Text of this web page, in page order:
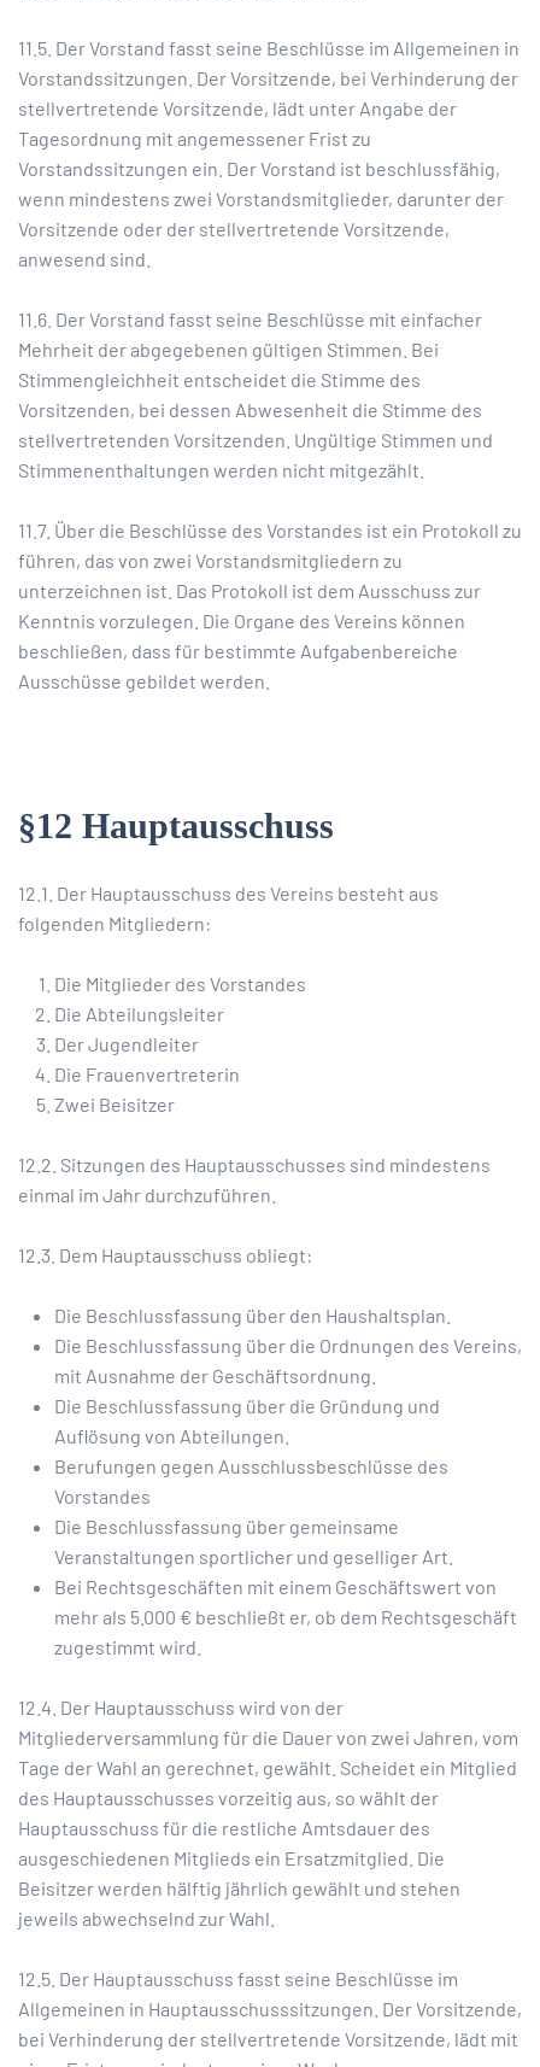
11.5. Der Vorstand fasst seine Beschlüsse im Allgemeinen in
Vorstandssitzungen. Der Vorsitzende, bei Verhinderung der
stellvertretende Vorsitzende, lädt unter Angabe der
Tagesordnung mit angemessener Frist zu
Vorstandssitzungen ein. Der Vorstand ist beschlussfähig,
wenn mindestens zwei Vorstandsmitglieder, darunter der
Vorsitzende oder der stellvertretende Vorsitzende,
anwesend sind.
11.6. Der Vorstand fasst seine Beschlüsse mit einfacher
Mehrheit der abgegebenen gültigen Stimmen. Bei
Stimmengleichheit entscheidet die Stimme des
Vorsitzenden, bei dessen Abwesenheit die Stimme des
stellvertretenden Vorsitzenden. Ungültige Stimmen und
Stimmenenthaltungen werden nicht mitgezählt.
11.7. Über die Beschlüsse des Vorstandes ist ein Protokoll zu
führen, das von zwei Vorstandsmitgliedern zu
unterzeichnen ist. Das Protokoll ist dem Ausschuss zur
Kenntnis vorzulegen. Die Organe des Vereins können
beschließen, dass für bestimmte Aufgabenbereiche
Ausschüsse gebildet werden.
§12 Hauptausschuss
12.1. Der Hauptausschuss des Vereins besteht aus
folgenden Mitgliedern:
Die Mitglieder des Vorstandes
Die Abteilungsleiter
Der Jugendleiter
Die Frauenvertreterin
Zwei Beisitzer
12.2. Sitzungen des Hauptausschusses sind mindestens
einmal im Jahr durchzuführen.
12.3. Dem Hauptausschuss obliegt:
Die Beschlussfassung über den Haushaltsplan.
Die Beschlussfassung über die Ordnungen des Vereins,
mit Ausnahme der Geschäftsordnung.
Die Beschlussfassung über die Gründung und
Auflösung von Abteilungen.
Berufungen gegen Ausschlussbeschlüsse des
Vorstandes
Die Beschlussfassung über gemeinsame
Veranstaltungen sportlicher und geselliger Art.
Bei Rechtsgeschäften mit einem Geschäftswert von
mehr als 5.000 € beschließt er, ob dem Rechtsgeschäft
zugestimmt wird.
12.4. Der Hauptausschuss wird von der
Mitgliederversammlung für die Dauer von zwei Jahren, vom
Tage der Wahl an gerechnet, gewählt. Scheidet ein Mitglied
des Hauptausschusses vorzeitig aus, so wählt der
Hauptausschuss für die restliche Amtsdauer des
ausgeschiedenen Mitglieds ein Ersatzmitglied. Die
Beisitzer werden hälftig jährlich gewählt und stehen
jeweils abwechselnd zur Wahl.
12.5. Der Hauptausschuss fasst seine Beschlüsse im
Allgemeinen in Hauptausschusssitzungen. Der Vorsitzende,
bei Verhinderung der stellvertretende Vorsitzende, lädt mit